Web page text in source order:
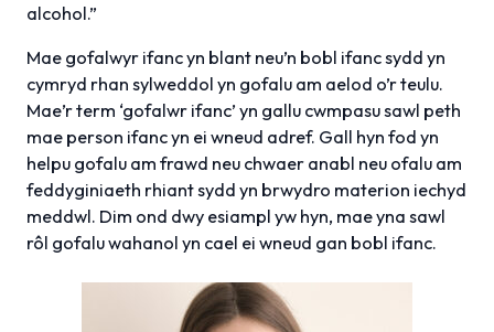
alcohol.”
Mae gofalwyr ifanc yn blant neu’n bobl ifanc sydd yn
cymryd rhan sylweddol yn gofalu am aelod o’r teulu.
Mae’r term ‘gofalwr ifanc’ yn gallu cwmpasu sawl peth
mae person ifanc yn ei wneud adref. Gall hyn fod yn
helpu gofalu am frawd neu chwaer anabl neu ofalu am
feddyginiaeth rhiant sydd yn brwydro materion iechyd
meddwl. Dim ond dwy esiampl yw hyn, mae yna sawl
rôl gofalu wahanol yn cael ei wneud gan bobl ifanc.